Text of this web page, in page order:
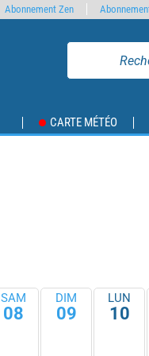
CARTE MÉTÉO
SAM
08
DIM
09
LUN
10
Abonnement Zen